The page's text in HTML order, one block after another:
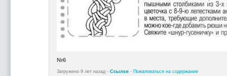
№6
Загружено 9 лет назад - Ссылки - Пожаловаться на содержание